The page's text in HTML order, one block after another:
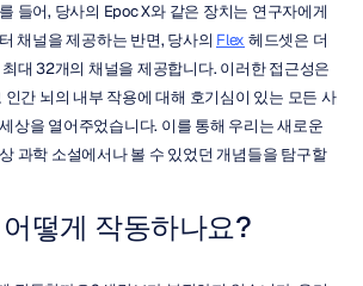
들어, 당사의 Epoc X와 같은 장치는 연구자에게
채널을 제공하는 반면, 당사의 Flex 헤드셋은 더
대 32개의 채널을 제공합니다. 이러한 접근성은
간 뇌의 내부 작용에 대해 호기심이 있는 모든 사
상을 열어주었습니다. 이를 통해 우리는 새로운
과학 소설에서나 볼 수 있었던 개념들을 탐구할
떻게 작동하나요?